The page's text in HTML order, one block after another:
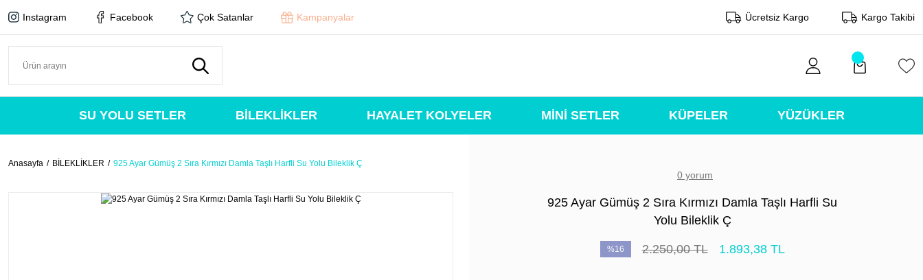
Instagram Facebook Çok Satanlar Kampanyalar Ücretsiz Kargo Kargo Takibi
SU YOLU SETLER BİLEKLİKLER HAYALET KOLYELER MİNİ SETLER KÜPELER YÜZÜKLER
Anasayfa BİLEKLİKLER 925 Ayar Gümüş 2 Sıra Kırmızı Damla Taşlı Harfli Su Yolu Bileklik Ç
0 yorum
925 Ayar Gümüş 2 Sıra Kırmızı Damla Taşlı Harfli Su
Yolu Bileklik Ç
%16 2.250,00 TL 1.893,38 TL